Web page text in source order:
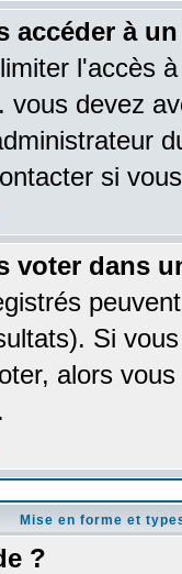
accéder à
l'accès
vous devez
si
voter dans
Si
alors
Mise en forme et
?